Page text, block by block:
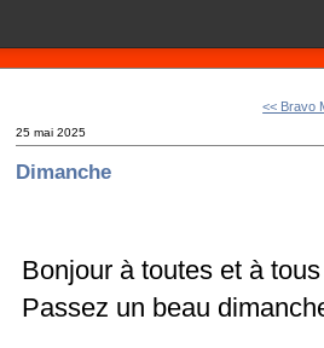
<< Bravo
25 mai 2025
Dimanche
Bonjour à toutes et à tous
Passez un beau